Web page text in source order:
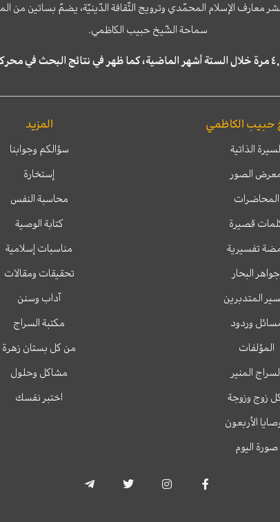
معارف الإسلام المحمّدي وترويج الثّقافة الدّينيّة، يضمّ بساتين
سماحة الشّيخ حبيب الكاظمي.
حبيب الكاظمي
الذاتية
الصور
المحاضرات
قصيرة
تفسيرية
جواهر البحار
المتدبرين
وردود
المؤلفات
المنير
زوج وزوجة
الأربعون
صورة اليوم
المزيد
سؤالكم وجوابنا
إستخارة
محاسبة النفس
كتابة الوصية
مناسبات إسلامية
تحقيقات ومقالات
آداب وسنن
مكتبة السراج
من كل بستان زهرة
مشاكل وحلول
اختبر نفسك
a
c
s
i
l